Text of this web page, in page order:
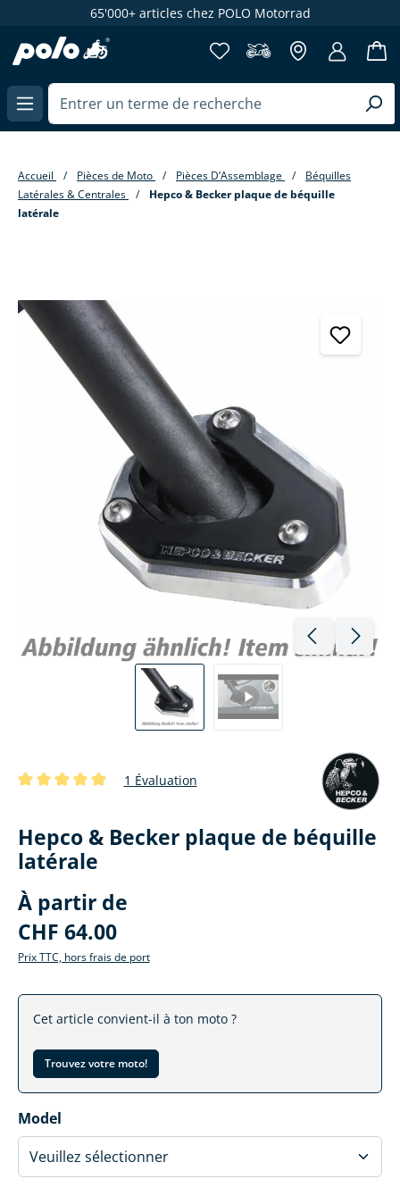
65'000+ articles chez POLO Motorrad
Accueil Pièces de Moto Pièces D’Assemblage
Béquilles
Latérales & Centrales
Hepco & Becker plaque de béquille
latérale
Passer la galerie d'images
1 Évaluation
Hepco & Becker plaque de béquille
latérale
À partir de
CHF 64.00
Prix TTC, hors frais de port
Cet article convient-il à ton moto ?
Trouvez votre moto!
Model
Sélectionner